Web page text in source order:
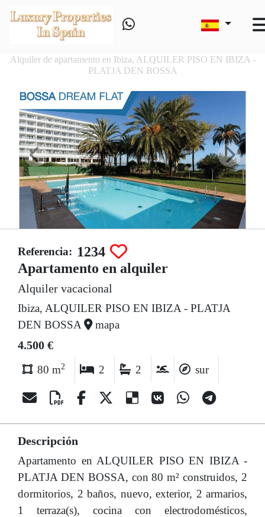
Alquiler de apartamento en Ibiza, ALQUILER PISO EN IBIZA -
PLATJA DEN BOSSA
Referencia: 1234
Apartamento en alquiler
Alquiler vacacional
Ibiza, ALQUILER PISO EN IBIZA - PLATJA
DEN BOSSA
mapa
4.500 €
80 m2 2 2 sur
Descripción
Apartamento en ALQUILER PISO EN IBIZA -
PLATJA DEN BOSSA, con 80 m² construidos, 2
dormitorios, 2 baños, nuevo, exterior, 2 armarios,
1 terraza(s), cocina con electrodomésticos,